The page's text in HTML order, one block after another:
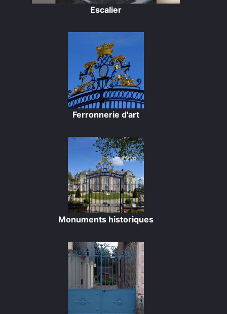
Escalier
Ferronnerie d'art
Monuments historiques